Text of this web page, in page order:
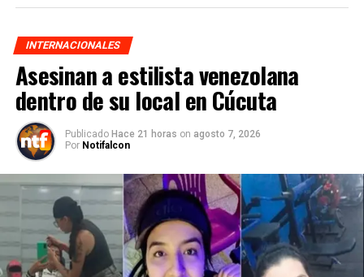
INTERNACIONALES
Asesinan a estilista venezolana
dentro de su local en Cúcuta
Publicado Hace 21 horas on agosto 7, 2026
Por Notifalcon